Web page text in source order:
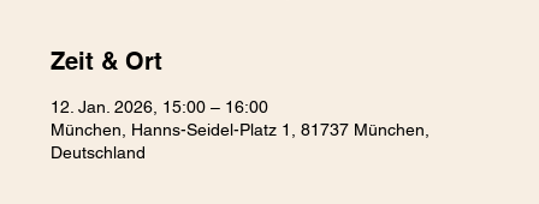
Zeit & Ort
12. Jan. 2026, 15:00 – 16:00
München, Hanns-Seidel-Platz 1, 81737 München,
Deutschland